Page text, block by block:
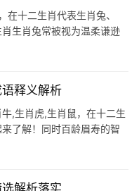
十二生肖代表生肖兔、
生肖兔常被视为温柔谦逊
），易因情感或物质诱惑
释义解析
,生肖虎,生肖鼠，在十二生
了解！同时百龄眉寿的智
机——生肖鼠的胡须细长如
解析落实